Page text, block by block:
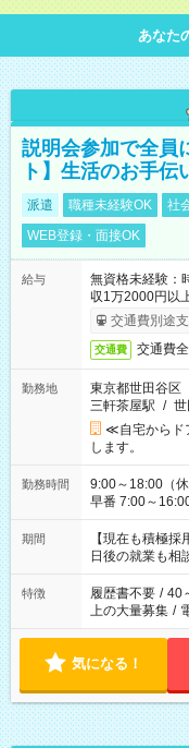
あなた
説明会参加で全員
ト】生活のお手伝
派遣 職種未経験OK 社
WEB登録・面接OK
給与
無資格未経験
収1万2000円以
交通費別途
交通費 交通費
勤務地
東京都世田谷区
三軒茶屋駅 / 世
≪自宅からド
します。
勤務時間
9:00～18:00（休憩60分） ■ご希望があ
早番 7:00～16:00 遅番
い」 「余裕を
たくない」 など、
の方へ 今ご覧の
の勤務時間。
期間
【現在も積極
日後の就業も相
特徴 履歴書不要 / 40
上の大量募集 /
気になる！